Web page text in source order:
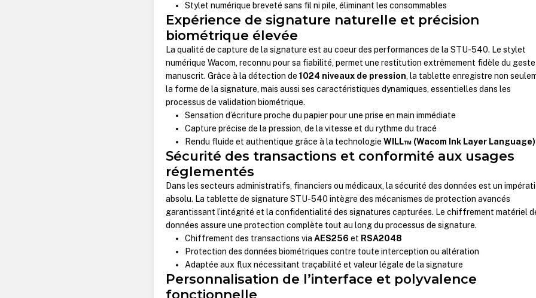
Stylet numérique breveté sans fil ni pile, éliminant les consommables
Expérience de signature naturelle et précision
biométrique élevée
La qualité de capture de la signature est au coeur des performances de la STU-540. Le stylet
numérique Wacom, reconnu pour sa fiabilité, permet une restitution extrêmement fidèle du geste
manuscrit. Grâce à la détection de1024 niveaux de pression, la tablette enregistre non
la forme de la signature, mais aussi ses caractéristiques dynamiques, essentielles dans les
processus de validation biométrique.
Sensation d’écriture proche du papier pour une prise en main immédiate
Capture précise de la pression, de la vitesse et du rythme du tracé
Rendu fluide et authentique grâce à la technologieWILL™ (Wacom Ink Layer Language)
Sécurité des transactions et conformité aux usages
réglementés
Dans les secteurs administratifs, financiers ou médicaux, la sécurité des données est un
absolu. La tablette de signature STU-540 intègre des mécanismes de protection avancés
garantissant l’intégrité et la confidentialité des signatures capturées. Le chiffrement matériel
données assure une protection complète tout au long du processus de signature.
Chiffrement des transactions viaAES256 et RSA2048
Protection des données biométriques contre toute interception ou altération
Adaptée aux flux nécessitant traçabilité et valeur légale de la signature
Personnalisation de l’interface et polyvalence
fonctionnelle